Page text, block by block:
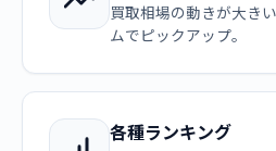
買取相場の動きが大き
ムでピックアップ。
各種ランキング